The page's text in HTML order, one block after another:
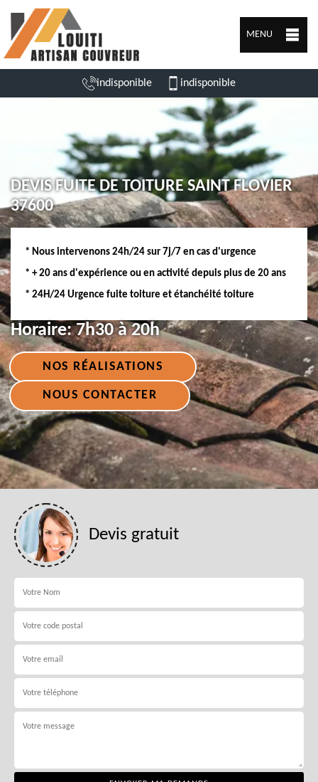
MENU
indisponible indisponible
DEVIS FUITE DE TOITURE SAINT FLOVIER
37600
* Nous intervenons 24h/24 sur 7j/7 en cas d'urgence
* + 20 ans d'expérience ou en activité depuis plus de 20 ans
* 24H/24 Urgence fuite toiture et étanchéité toiture
Horaire:7h30 à 20h
NOS RÉALISATIONS
NOUS CONTACTER
Devis gratuit